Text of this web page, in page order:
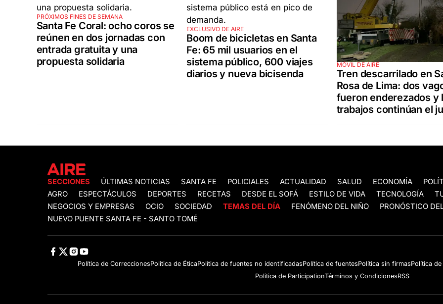
PRÓXIMOS FINES DE SEMANA
Santa Fe Coral: ocho coros se
reúnen en dos jornadas con
entrada gratuita y una
propuesta solidaria
EXCLUSIVO DE AIRE
Boom de bicicletas en Santa
Fe: 65 mil usuarios en el
sistema público, 600 viajes
diarios y nueva bicisenda
MÓVIL DE AIRE
Tren descarrilado en
Rosa de Lima: dos
fueron enderezados y
trabajos continúan el
SECCIONES ÚLTIMAS NOTICIAS SANTA FE POLICIALES ACTUALIDAD SALUD ECONOMÍA
AGRO
ESPECTÁCULOS DEPORTES RECETAS DESDE EL SOFÁ ESTILO DE VIDA TECNOLOGÍA
NEGOCIOS Y EMPRESAS
OCIO SOCIEDAD TEMAS DEL DÍA FENÓMENO DEL NIÑO PRONÓSTICO
NUEVO PUENTE SANTA FE - SANTO TOMÉ
Política de CorreccionesPolitica de ÉticaPolítica de fuentes no identificadasPolítica de fuentesPolítica sin firmasPolítica
Politica de ParticipationTérminos y CondicionesRSS